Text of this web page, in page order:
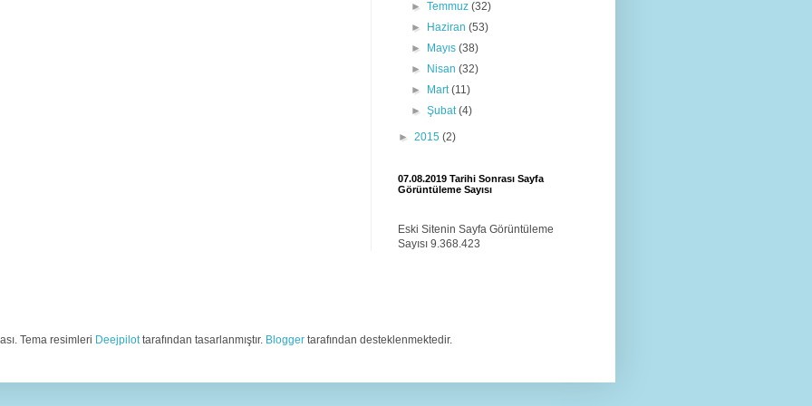
►Temmuz(32)
►
Haziran(53)
►
Mayıs(38)
►
Nisan(32)
►
Mart(11)
►Şubat(4)
► 2015 (2)
07.08.2019 Tarihi Sonrası Sayfa
Görüntüleme Sayısı
Eski Sitenin Sayfa Görüntüleme
Sayısı 9.368.423
Tema resimleri Deejpilottarafından tasarlanmıştır. Bloggertarafından desteklenmektedir.